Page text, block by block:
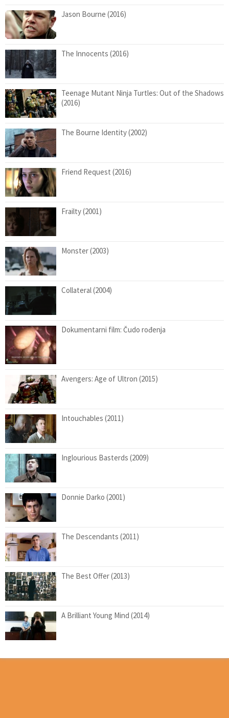
Jason Bourne (2016)
The Innocents (2016)
Teenage Mutant Ninja Turtles: Out of the Shadows
(2016)
The Bourne Identity (2002)
Friend Request (2016)
Frailty (2001)
Monster (2003)
Collateral (2004)
Dokumentarni film: Čudo rođenja
Avengers: Age of Ultron (2015)
Intouchables (2011)
Inglourious Basterds (2009)
Donnie Darko (2001)
The Descendants (2011)
The Best Offer (2013)
A Brilliant Young Mind (2014)